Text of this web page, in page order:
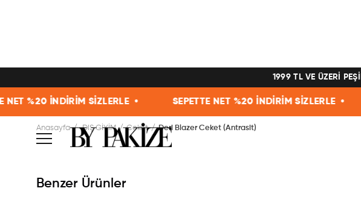
1999 TL VE ÜZERİ
İNDİRİM SİZLERLE • SEPETTE NET %20 İNDİRİM SİZLERLE •
Anasayfa DIŞ GİYİM Ceket Deri Blazer Ceket (Antrasit)
Benzer Ürünler